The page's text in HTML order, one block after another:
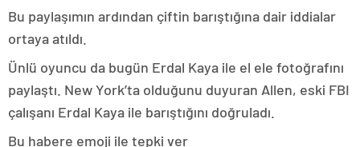
Bu paylaşımın ardından çiftin barıştığına dair iddialar
ortaya atıldı.
Ünlü oyuncu da bugün Erdal Kaya ile el ele fotoğrafını
paylaştı. New York’ta olduğunu duyuran Allen, eski FBI
çalışanı Erdal Kaya ile barıştığını doğruladı.
Bu habere emoji ile tepki ver